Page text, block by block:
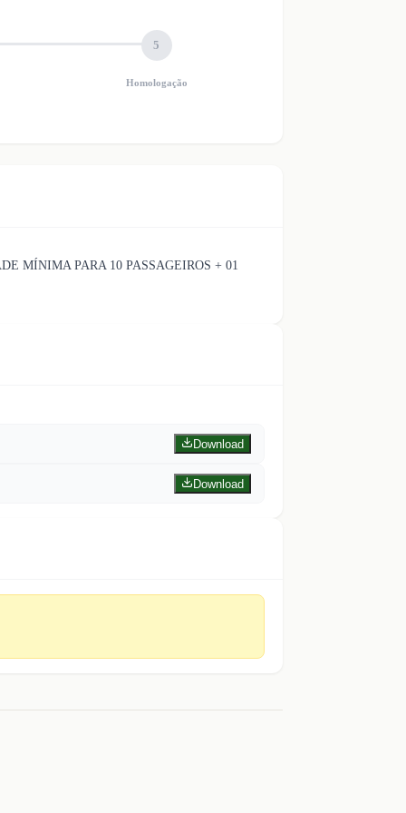
5
Homologação
MÍNIMA PARA 10 PASSAGEIROS + 01
Download
Download